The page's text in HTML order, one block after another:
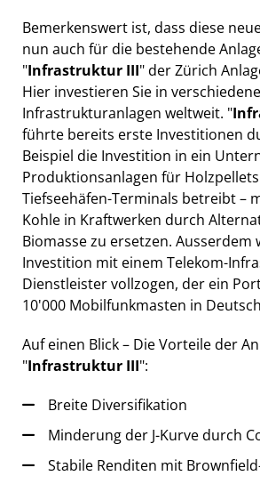
Bemerkenswert ist, dass diese
nun auch für die bestehende
"Infrastruktur III" der Zürich
Hier investieren Sie in verschiedene
Infrastrukturanlagen weltweit. "
führte bereits erste Investitionen
Beispiel die Investition in ein
Produktionsanlagen für
Tiefseehäfen-Terminals betreibt –
Kohle in Kraftwerken durch
Biomasse zu ersetzen. Ausserdem
Investition mit einem Telekom-
Dienstleister vollzogen, der ein
10'000 Mobilfunkmasten in
Auf einen Blick – Die Vorteile der
"Infrastruktur III":
Breite Diversifikation
Minderung der J-Kurve durch
Stabile Renditen mit